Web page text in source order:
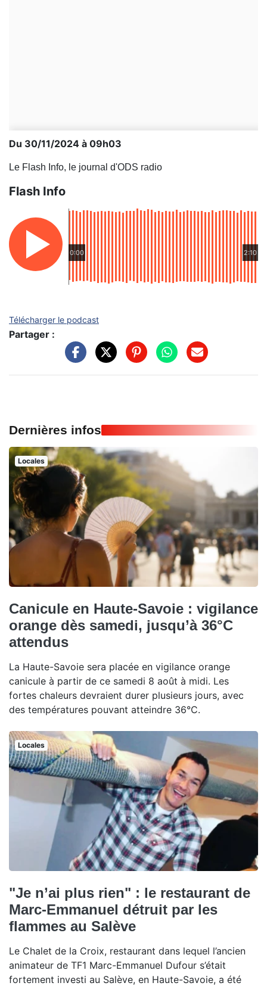
Du 30/11/2024 à 09h03
Le Flash Info, le journal d'ODS radio
Flash Info
0:00 2:10
Télécharger le podcast
Partager :
Dernières infos
Locales
Canicule en Haute-Savoie : vigilance
orange dès samedi, jusqu’à 36°C
attendus
La Haute-Savoie sera placée en vigilance orange
canicule à partir de ce samedi 8 août à midi. Les
fortes chaleurs devraient durer plusieurs jours, avec
des températures pouvant atteindre 36°C.
Locales
"Je n’ai plus rien" : le restaurant de
Marc-Emmanuel détruit par les
flammes au Salève
Le Chalet de la Croix, restaurant dans lequel l’ancien
animateur de TF1 Marc-Emmanuel Dufour s’était
fortement investi au Salève, en Haute-Savoie, a été